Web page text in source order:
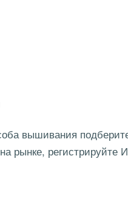
вышивания
рынке,